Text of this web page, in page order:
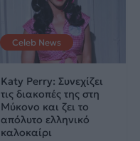
Celeb News
Katy Perry: Συνεχίζει
τις διακοπές της στη
Μύκονο και ζει το
απόλυτο ελληνικό
καλοκαίρι